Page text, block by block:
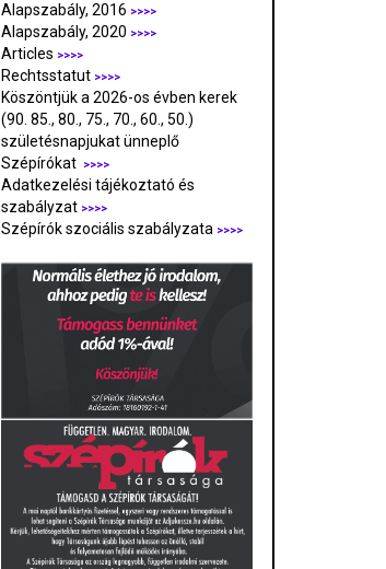
Alapszabály, 2016 >>>>
Alapszabály, 2020 >>>>
Articles >>>>
Rechtsstatut >>>>
Köszöntjük a 2026-os évben kerek
(90. 85., 80., 75., 70., 60., 50.)
születésnapjukat ünneplő
Szépírókat
>>>>
Adatkezelési tájékoztató és
szabályzat >>>>
Szépírók szociális szabályzata >>>>